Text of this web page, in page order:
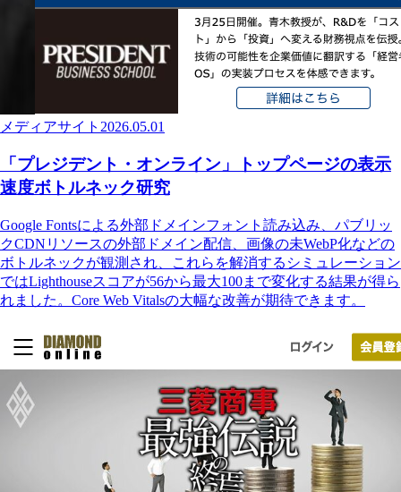
メディアサイト 2026.05.01
「プレジデント・オンライン」トップページの表示
速度ボトルネック研究
Google Fontsによる外部ドメインフォント読み込み、パブリッ
クCDNリソースの外部ドメイン配信、画像の未WebP化などの
ボトルネックが観測され、これらを解消するシミュレーション
ではLighthouseスコアが56から最大100まで変化する結果が得ら
れました。Core Web Vitalsの大幅な改善が期待できます。